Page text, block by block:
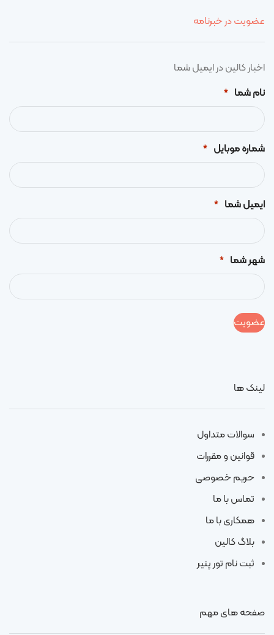
عضویت در خبرنامه
اخبار کالین در ایمیل شما
نام شما
*
شماره موبایل *
ایمیل شما *
شهر شما *
لینک ها
سوالات متداول
قوانین و مقررات
حریم خصوصی
تماس با ما
همکاری با ما
بلاگ کالین
ثبت نام تور پنیر
صفحه های مهم